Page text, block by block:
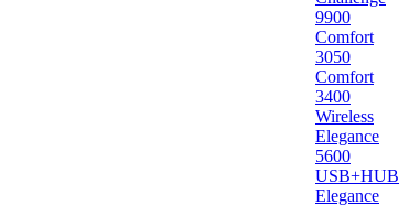
9900
Comfort
3050
Comfort
3400
Wireless
Elegance
5600
USB+HUB
Elegance